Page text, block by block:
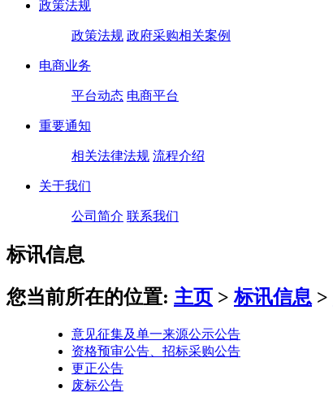
政策法规
政策法规 政府采购相关案例
电商业务
平台动态 电商平台
重要通知
相关法律法规 流程介绍
关于我们
公司简介 联系我们
标讯信息
您当前所在的位置: 主页 >标讯信息 >
意见征集及单一来源公示公告
资格预审公告、招标采购公告
更正公告
废标公告